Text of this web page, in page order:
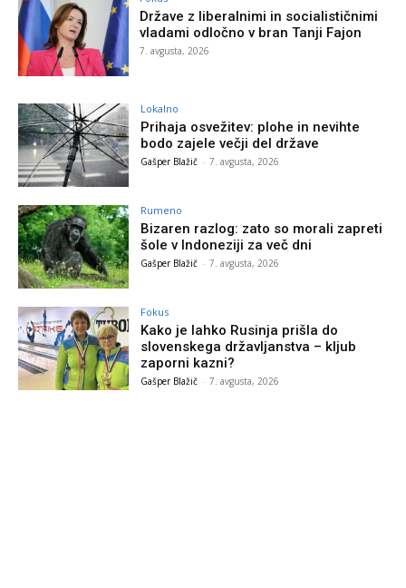
Države z liberalnimi in socialističnimi
vladami odločno v bran Tanji Fajon
7. avgusta, 2026
Lokalno
Prihaja osvežitev: plohe in nevihte
bodo zajele večji del države
Gašper Blažič - 7. avgusta, 2026
Rumeno
Bizaren razlog: zato so morali zapreti
šole v Indoneziji za več dni
Gašper Blažič - 7. avgusta, 2026
Fokus
Kako je lahko Rusinja prišla do
slovenskega državljanstva – kljub
zaporni kazni?
Gašper Blažič - 7. avgusta, 2026